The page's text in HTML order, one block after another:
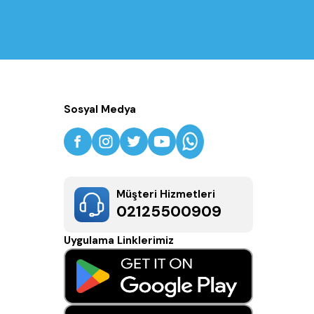
Sosyal Medya
Müşteri Hizmetleri
02125500909
Uygulama Linklerimiz